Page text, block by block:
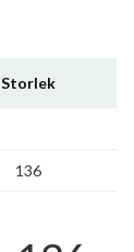
Storlek
136